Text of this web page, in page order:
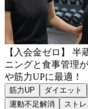
【入会金ゼロ】
ニングと食事管理
や筋力UPに最適！
筋力UP ダイエット
運動不足解消
スト